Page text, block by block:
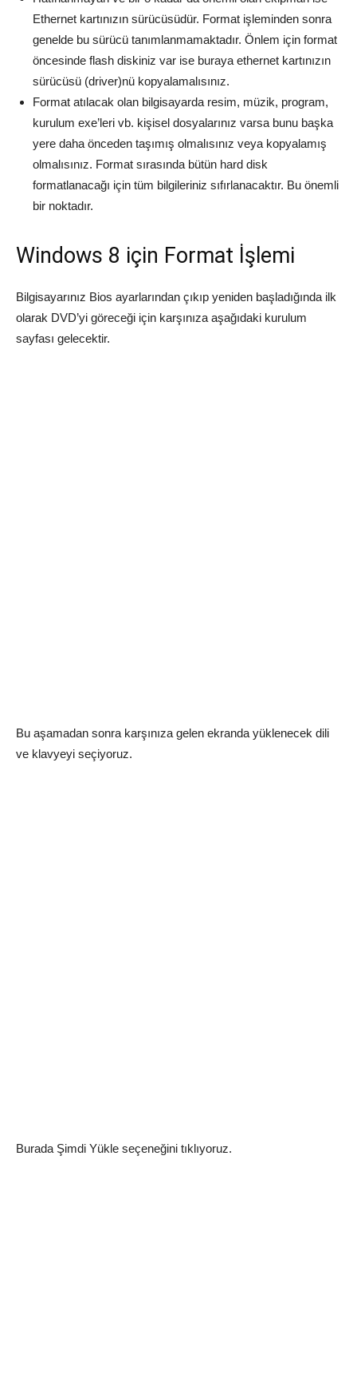
Ethernet kartınızın sürücüsüdür. Format işleminden sonra
genelde bu sürücü tanımlanmamaktadır. Önlem için format
öncesinde flash diskiniz var ise buraya ethernet kartınızın
sürücüsü (driver)nü kopyalamalısınız.
Format atılacak olan bilgisayarda resim, müzik, program,
kurulum exe’leri vb. kişisel dosyalarınız varsa bunu başka
yere daha önceden taşımış olmalısınız veya kopyalamış
olmalısınız. Format sırasında bütün hard disk
formatlanacağı için tüm bilgileriniz sıfırlanacaktır. Bu önemli
bir noktadır.
Windows 8 için Format İşlemi
Bilgisayarınız Bios ayarlarından çıkıp yeniden başladığında ilk
olarak DVD’yi göreceği için karşınıza aşağıdaki kurulum
sayfası gelecektir.
Bu aşamadan sonra karşınıza gelen ekranda yüklenecek dili
ve klavyeyi seçiyoruz.
Burada Şimdi Yükle seçeneğini tıklıyoruz.